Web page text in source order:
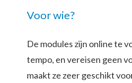
Voor wie?
De modules zijn online te
tempo, en vereisen geen
maakt ze zeer geschikt